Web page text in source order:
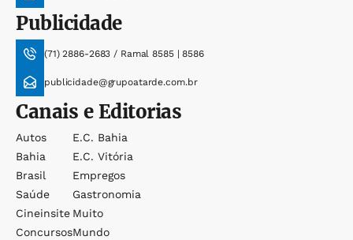
Publicidade
(71) 2886-2683 / Ramal 8585 | 8586
publicidade@grupoatarde.com.br
Canais e Editorias
Autos
Bahia
Brasil
Saúde
Cineinsite
Concursos
E.c. Bahia
E.c. Vitória
Empregos
Gastronomia
Muito
Mundo